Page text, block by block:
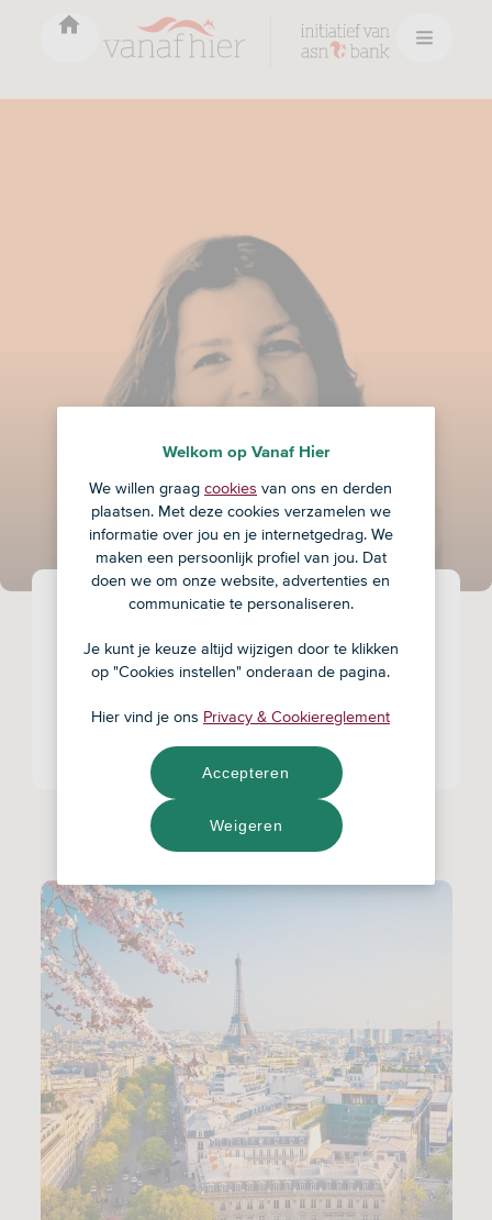
Jessie
Auteur
Jessie Kroon is zero waster (sinds 2014
overtuigd dat duurzaam leven ook heel leuk,
om met haar duurzame (plasticvrije) lifestyle de
wereld te redden.
Aantal items
Welkom op Vanaf Hier
We willen graag cookies van ons en derden
plaatsen. Met deze cookies verzamelen we
informatie over jou en je internetgedrag. We
maken een persoonlijk profiel van jou. Dat
doen we om onze website, advertenties en
communicatie te personaliseren.
Je kunt je keuze altijd wijzigen door te klikken
op "Cookies instellen" onderaan de pagina.
Hier vind je ons Privacy & Cookiereglement
Weigeren
Accepteren